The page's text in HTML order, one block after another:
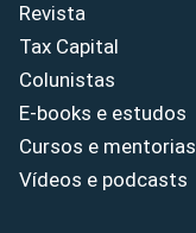
Revista
Tax Capital
Colunistas
E-books e estudos
Cursos e mentorias
Vídeos e podcasts